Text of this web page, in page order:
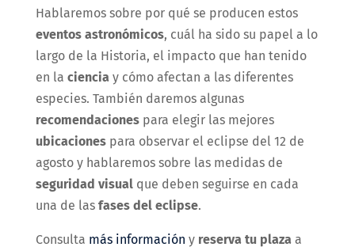
Hablaremos sobre por qué se producen estos
eventos astronómicos, cuál ha sido su papel a lo
largo de la Historia, el impacto que han tenido
en la cienciay cómo afectan a las diferentes
especies. También daremos algunas
recomendacionespara elegir las mejores
ubicacionespara observar el eclipse del 12 de
agosto y hablaremos sobre las medidas de
seguridad visualque deben seguirse en cada
una de las fases del eclipse.
Consulta más información y reserva tu plaza a